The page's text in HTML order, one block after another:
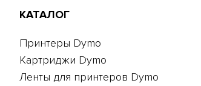
КАТАЛОГ
Принтеры Dymo
Картриджи Dymo
Ленты для принтеров Dymo